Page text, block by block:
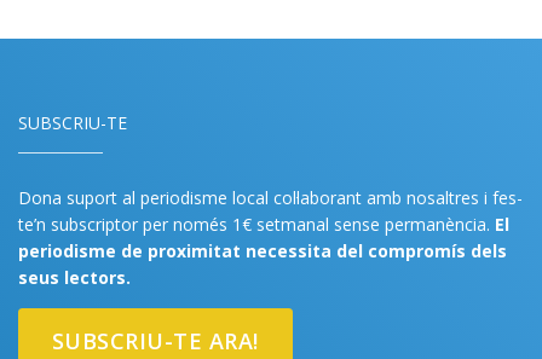
SUBSCRIU-TE
Dona suport al periodisme local col·laborant amb nosaltres i fes-
te’n subscriptor per només 1€ setmanal sense permanència. El
periodisme de proximitat necessita del compromís dels
seus lectors.
SUBSCRIU-TE ARA!